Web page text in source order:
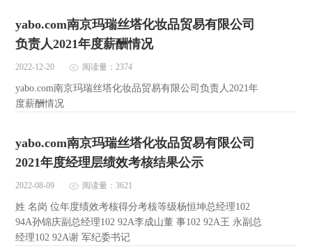
yabo.com南京玛瑞丝塔化妆品贸易有限公司
负责人2021年度薪酬情况
2022-12-20 阅读量：2374
yabo.com南京玛瑞丝塔化妆品贸易有限公司负责人2021年
度薪酬情况
yabo.com南京玛瑞丝塔化妆品贸易有限公司
2021年度经理层绩效考核结果公示
2022-08-09 阅读量：3621
姓 名岗 位年度绩效考核得分考核等级杨恒坤总经理102
94A孙锦庆副总经理102 92A李成山董 事102 92A王 永副总
经理102 92A谢 军纪委书记